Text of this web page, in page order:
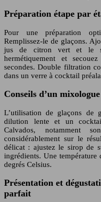
Préparation étape par
Pour une préparation
Remplissez-le de glaçons.
jus de citron vert et le
hermétiquement et
secondes. Double filtration
dans un verre à cocktail
Conseils d’un
L’utilisation de glaçons de
dilution lente et un
Calvados, notamment
considérablement sur le
délicat : ajustez le sirop de
ingrédients. Une température
degrés Celsius.
Présentation et
parfait